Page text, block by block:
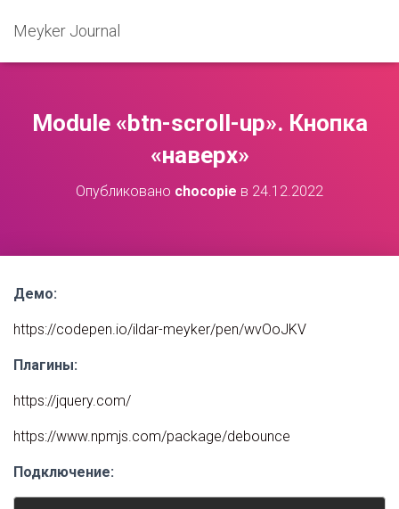
Meyker Journal
Module «btn-scroll-up». Кнопка
«наверх»
Опубликовано chocopie в 24.12.2022
Демо:
https://codepen.io/ildar-meyker/pen/wvOoJKV
Плагины:
https://jquery.com/
https://www.npmjs.com/package/debounce
Подключение: